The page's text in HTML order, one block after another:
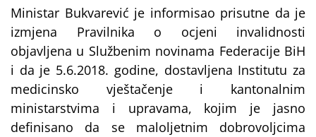
Ministar Bukvarević je informisao prisutne da je
izmjena Pravilnika o ocjeni invalidnosti
objavljena u Službenim novinama Federacije BiH
i da je 5.6.2018. godine, dostavljena Institutu za
medicinsko vještačenje i kantonalnim
ministarstvima i upravama, kojim je jasno
definisano da se maloljetnim dobrovoljcima